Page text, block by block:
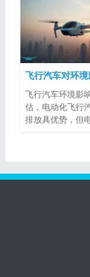
飞行汽车环境影
估，电动化飞行
排放具优势，但